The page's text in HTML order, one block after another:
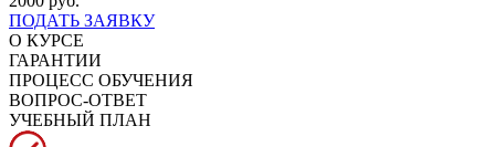
ПОДАТЬ ЗАЯВКУ
О КУРСЕ
ГАРАНТИИ
ПРОЦЕСС ОБУЧЕНИЯ
ВОПРОС-ОТВЕТ
УЧЕБНЫЙ ПЛАН